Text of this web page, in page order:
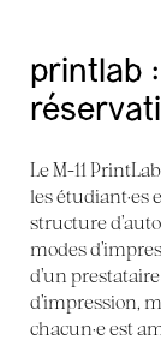
printlab
Le M-11
les étudiant·es
structure
modes
d’un
d’impression,
chacun·e est